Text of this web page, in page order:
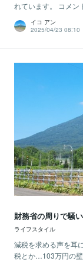
れています。 コメン
イコ アン
2025/04/23 08:10
財務省の周りで騒
ライフスタイル
減税を求める声を耳
税とか…103万円の